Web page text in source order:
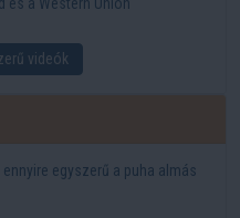
videók
egyszerű a puha almás